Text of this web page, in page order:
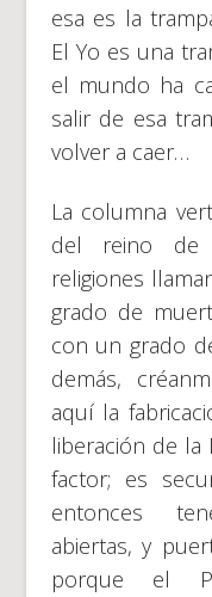
esa es la
El Yo es una
el mundo ha
salir de esa
volver a caer…
La columna
del reino de
religiones
grado de
con un grado
demás,
aquí la
liberación de la
factor; es
entonces
abiertas, y
porque el